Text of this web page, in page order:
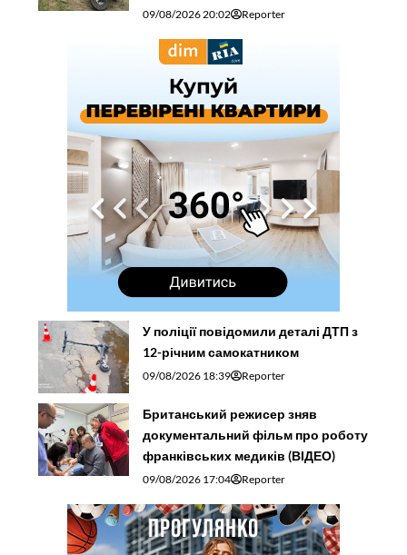
09/08/2026 20:02 Reporter
У поліції повідомили деталі ДТП з
12-річним самокатником
09/08/2026 18:39 Reporter
Британський режисер зняв
документальний фільм про роботу
франківських медиків (ВІДЕО)
09/08/2026 17:04 Reporter